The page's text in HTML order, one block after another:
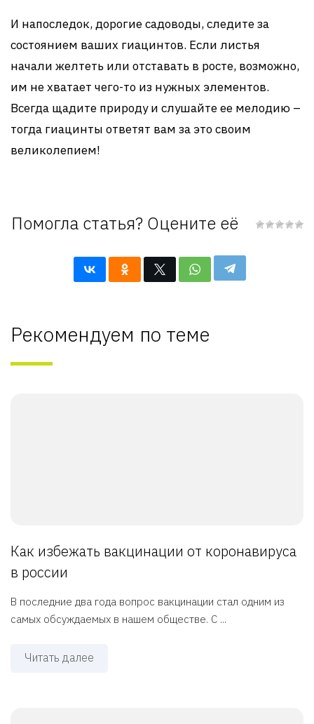
И напоследок, дорогие садоводы, следите за
состоянием ваших гиацинтов. Если листья
начали желтеть или отставать в росте, возможно,
им не хватает чего-то из нужных элементов.
Всегда щадите природу и слушайте ее мелодию –
тогда гиацинты ответят вам за это своим
великолепием!
Помогла статья? Оцените её
Рекомендуем по теме
Как избежать вакцинации от коронавируса
в россии
В последние два года вопрос вакцинации стал одним из
самых обсуждаемых в нашем обществе. С ...
Читать далее